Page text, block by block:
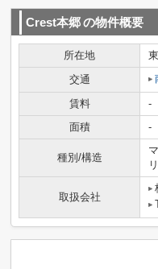
Crest本郷の物件概要
所在地
交通
賃料
-
面積
-
種別/構造
取扱会社